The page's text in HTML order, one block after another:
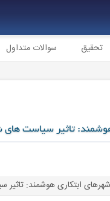
تحقیق سوالات متداول
تاثیر سیاست
شهرهای ابتکاری هوشمند: